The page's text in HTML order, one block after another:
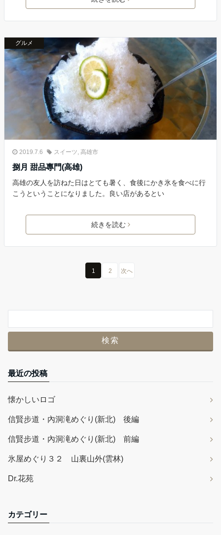
グルメ
2019.7.6 スイーツ 高雄市
捌月 甜品專門(高雄)
高雄の友人を訪ねた日はとても暑く、食後にかき氷を食べに行
こうということになりました。良い店があるとい
続きを読む
1 2 次へ
最近の投稿
懐かしいロゴ
信賢步道・內洞滝めぐり(新北) 後編
信賢步道・內洞滝めぐり(新北) 前編
氷屋めぐり３２ 山裏山外(雲林)
Dr.花苑
カテゴリー